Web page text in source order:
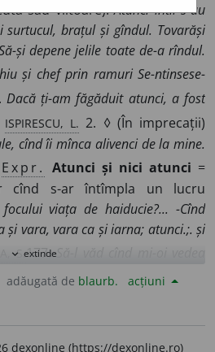
sau viitoare).Atunci întîi s-au
surtucul, brațul și gîndul. Tovarăși
și depene jelile toate de-a rîndul.
și chef prin ramuri Se-ntinsese-
Dacă ți-am făgăduit atunci, a fost
ISPIRESCU, L. 2. ◊ (În imprecații)
cînd îi mînca alivenci de la mine.
Expr. Atunci și nici atunci =
cînd s-ar întîmpla un lucru
viața de haiducie?... -Cînd
vara, vara ca și iarna; atunci.;. și
S.177.
CREANGĂ, P.227.2.Într -un
Să se adune la ospăț domnesc
expand_more extinde
adăugată de blaurb. acțiuni
dexonline (https://dexonline.ro)